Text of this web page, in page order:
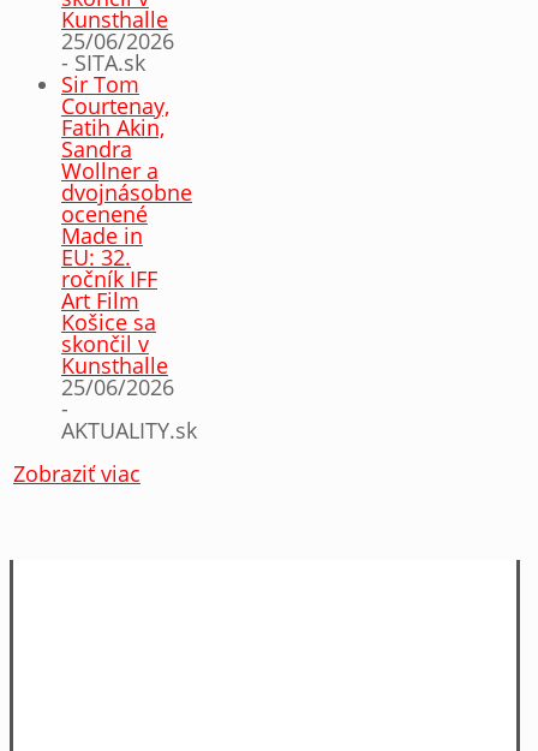
Kunsthalle
25/06/2026
- SITA.sk
Sir Tom
Courtenay,
Fatih Akin,
Sandra
Wollner a
dvojnásobne
ocenené
Made in
EU: 32.
ročník IFF
Art Film
Košice sa
skončil v
Kunsthalle
25/06/2026
-
AKTUALITY.sk
Zobraziť viac